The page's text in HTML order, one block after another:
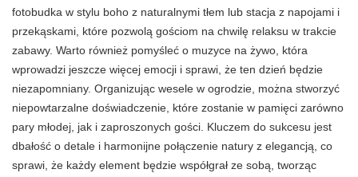
fotobudka w stylu boho z naturalnymi tłem lub stacja z napojami i
przekąskami, które pozwolą gościom na chwilę relaksu w trakcie
zabawy. Warto również pomyśleć o muzyce na żywo, która
wprowadzi jeszcze więcej emocji i sprawi, że ten dzień będzie
niezapomniany. Organizując wesele w ogrodzie, można stworzyć
niepowtarzalne doświadczenie, które zostanie w pamięci zarówno
pary młodej, jak i zaproszonych gości. Kluczem do sukcesu jest
dbałość o detale i harmonijne połączenie natury z elegancją, co
sprawi, że każdy element będzie współgrał ze sobą, tworząc